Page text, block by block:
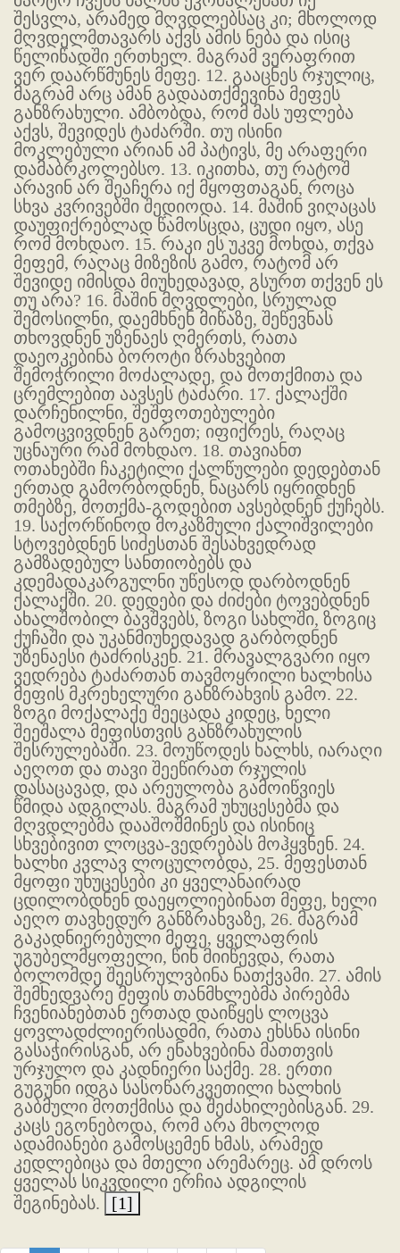
შესვლა, არამედ მღვდლებსაც კი; მხოლოდ
მღვდელმთავარს აქვს ამის ნება და ისიც
წელიწადში ერთხელ. მაგრამ ვერაფრით
ვერ დაარწმუნეს მეფე. 12. გააცნეს რჯულიც,
მაგრამ არც ამან გადაათქმევინა მეფეს
განზრახული. ამბობდა, რომ მას უფლება
აქვს, შევიდეს ტაძარში. თუ ისინი
მოკლებული არიან ამ პატივს, მე არაფერი
დამაბრკოლებსო. 13. იკითხა, თუ რატოშ
არავინ არ შეაჩერა იქ მყოფთაგან, როცა
სხვა კვრივებში შედიოდა. 14. მაშინ ვიღაცას
დაუფიქრებლად წამოსცდა, ცუდი იყო, ასე
რომ მოხდაო. 15. რაკი ეს უკვე მოხდა, თქვა
მეფემ, რაღაც მიზეზის გამო, რატომ არ
შევიდე იმისდა მიუხედავად, გსურთ თქვენ ეს
თუ არა? 16. მაშინ მღვდლები, სრულად
შემოსილნი, დაემხნენ მიწაზე, შეწევნას
თხოვდნენ უზენაეს ღმერთს, რათა
დაეოკებინა ბოროტი ზრახვებით
შემოჭრილი მოძალადე, და მოთქმითა და
ცრემლებით აავსეს ტაძარი. 17. ქალაქში
დარჩენილნი, შეშფოთებულები
გამოცვივდნენ გარეთ; იფიქრეს, რაღაც
უცნაური რამ მოხდაო. 18. თავიანთ
ოთახებში ჩაკეტილი ქალწულები დედებთან
ერთად გამორბოდნენ, ნაცარს იყრიდნენ
თმებზე, მოთქმა-გოდებით ავსებდნენ ქუჩებს.
19. საქორწინოდ მოკაზმული ქალიშვილები
სტოვებდნენ სიძესთან შესახვედრად
გამზადებულ სანთიობებს და
კდემადაკარგულნი უწესოდ დარბოდნენ
ქალაქში. 20. დედები და ძიძები ტოვებდნენ
ახალშობილ ბავშვებს, ზოგი სახლში, ზოგიც
ქუჩაში და უკანმიუხედავად გარბოდნენ
უზენაესი ტაძრისკენ. 21. მრავალგვარი იყო
ვედრება ტაძართან თავმოყრილი ხალხისა
მეფის მკრეხელური განზრახვის გამო. 22.
ზოგი მოქალაქე შეეცადა კიდეც, ხელი
შეეშალა მეფისთვის განზრახულის
შესრულებაში. 23. მოუწოდეს ხალხს, იარაღი
აეღოთ და თავი შეეწირათ რჯულის
დასაცავად, და არეულობა გამოიწვიეს
წმიდა ადგილას. მაგრამ უხუცესებმა და
მღვდლებმა დააშოშმინეს და ისინიც
სხვებივით ლოცვა-ვედრებას მოჰყვნენ. 24.
ხალხი კვლავ ლოცულობდა, 25. მეფესთან
მყოფი უხუცესები კი ყველანაირად
ცდილობდნენ დაეყოლიებინათ მეფე, ხელი
აეღო თავხედურ განზრახვაზე, 26. მაგრამ
გაკადნიერებული მეფე, ყველაფრის
უგუბელმყოფელი, წინ მიიწევდა, რათა
ბოლომდე შეესრულვბინა ნათქვამი. 27. ამის
შემხედვარე მეფის თანმხლებმა პირებმა
ჩვენიანებთან ერთად დაიწყეს ლოცვა
ყოვლადძლიერისადმი, რათა ეხსნა ისინი
გასაჭირისგან, არ ენახვებინა მათთვის
ურჯულო და კადნიერი საქმე. 28. ერთი
გუგუნი იდგა სასოწარკვეთილი ხალხის
გაბმული მოთქმისა და შეძახილებისგან. 29.
კაცს ეგონებოდა, რომ არა მხოლოდ
ადამიანები გამოსცემენ ხმას, არამედ
კედლებიცა და მთელი არემარეც. ამ დროს
ყველას სიკვდილი ერჩია ადგილის
შეგინებას.
[1]